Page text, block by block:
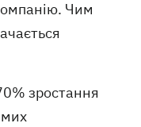
Чим
зростання